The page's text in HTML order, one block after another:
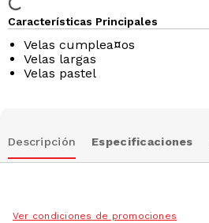
Características Principales
Velas cumplea¤os
Velas largas
Velas pastel
Descripción Especificaciones
Ver condiciones de promociones